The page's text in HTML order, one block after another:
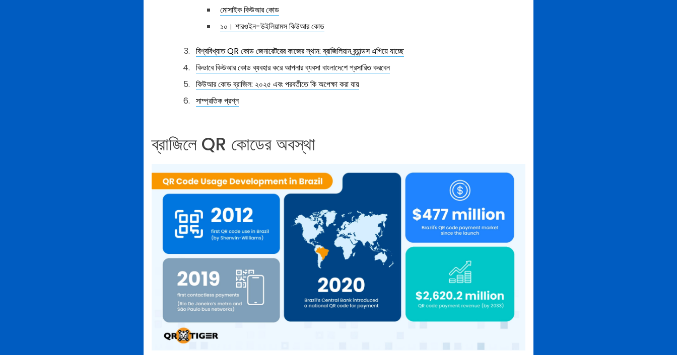
মোসাইক কিউআর কোড
১০। শারওইন-উইলিয়ামস কিউআর কোড
বিশ্ববিখ্যাত QR কোড জেনারেটরের কাজের স্থান: ব্রাজিলিয়ান ব্র্যান্ডস এগিয়ে যাচ্ছে
কিভাবে কিউআর কোড ব্যবহার করে আপনার ব্যবসা বাংলাদেশে প্রসারিত করবেন
কিউআর কোড ব্রাজিল: ২০২৫ এবং পরবর্তীতে কি অপেক্ষা করা যায়
সাম্প্রতিক প্রশ্ন
ব্রাজিলে QR কোডের অবস্থা